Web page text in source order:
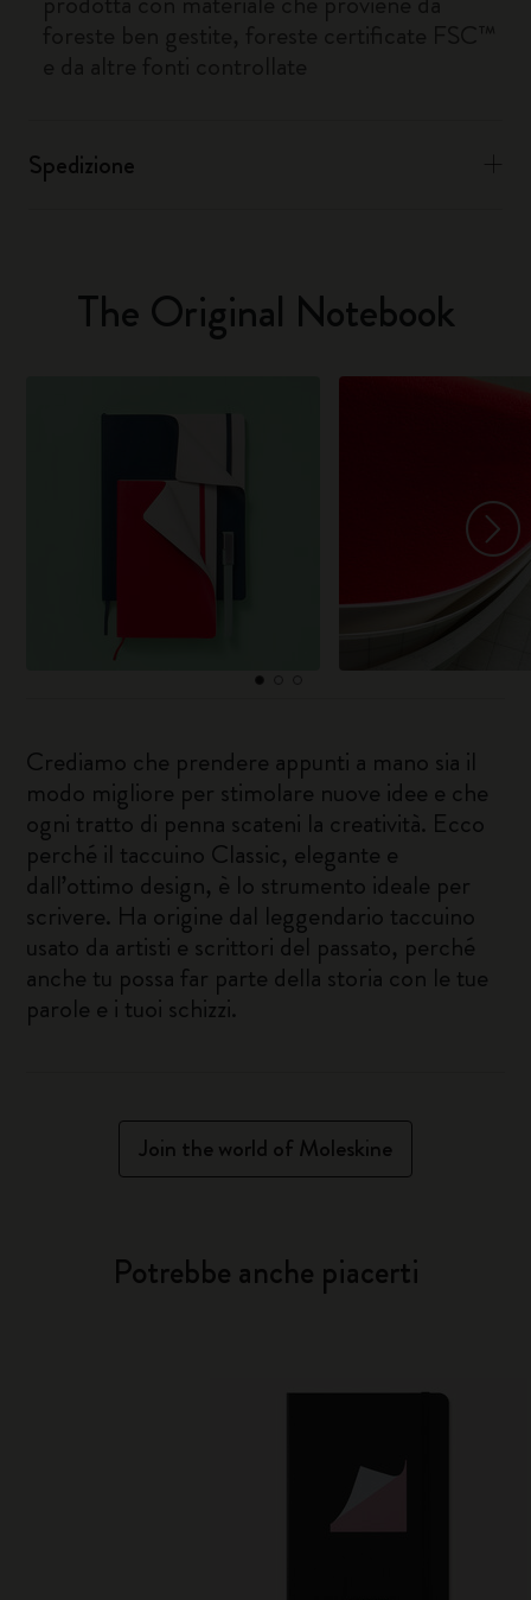
Spedizione
The Original Notebook
Crediamo che prendere appunti a mano sia il
modo migliore per stimolare nuove idee e che
ogni tratto di penna scateni la creatività. Ecco
perché il taccuino Classic, elegante e
dall’ottimo design, è lo strumento ideale per
scrivere. Ha origine dal leggendario taccuino
usato da artisti e scrittori del passato, perché
anche tu possa far parte della storia con le tue
parole e i tuoi schizzi.
Join the world of Moleskine
Potrebbe anche piacerti